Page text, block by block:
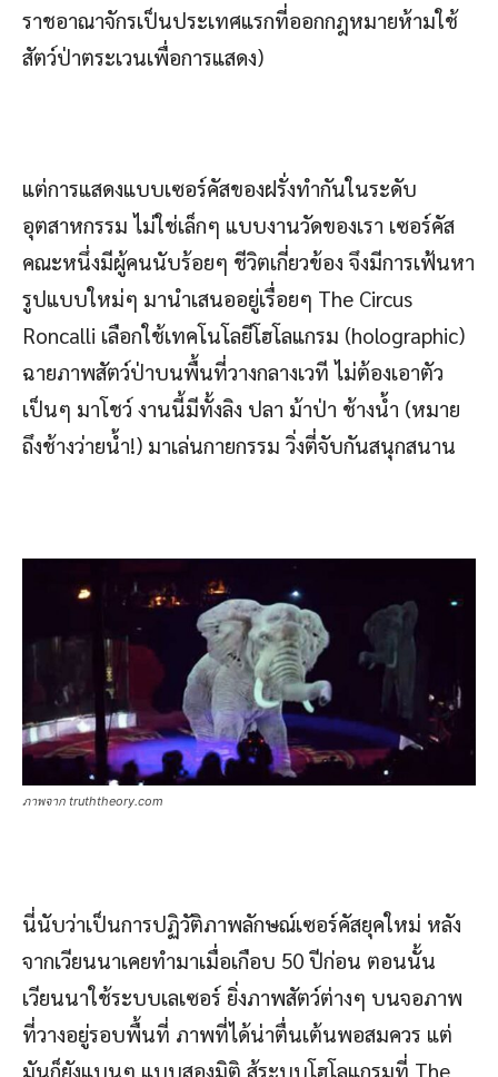
ราชอาณาจักรเป็นประเทศแรกที่ออกกฎหมายห้ามใช้
สัตว์ป่าตระเวนเพื่อการแสดง)
แต่การแสดงแบบเซอร์คัสของฝรั่งทำกันในระดับ
อุตสาหกรรม ไม่ใช่เล็กๆ แบบงานวัดของเรา เซอร์คัส
คณะหนึ่งมีผู้คนนับร้อยๆ ชีวิตเกี่ยวข้อง จึงมีการเฟ้นหา
รูปแบบใหม่ๆ มานำเสนออยู่เรื่อยๆ The Circus
Roncalli เลือกใช้เทคโนโลยีโฮโลแกรม (holographic)
ฉายภาพสัตว์ป่าบนพื้นที่วางกลางเวที ไม่ต้องเอาตัว
เป็นๆ มาโชว์ งานนี้มีทั้งลิง ปลา ม้าป่า ช้างน้ำ (หมาย
ถึงช้างว่ายน้ำ!) มาเล่นกายกรรม วิ่งตี่จับกันสนุกสนาน
ภาพจาก truththeory.com
นี่นับว่าเป็นการปฏิวัติภาพลักษณ์เซอร์คัสยุคใหม่ หลัง
จากเวียนนาเคยทำมาเมื่อเกือบ 50 ปีก่อน ตอนนั้น
เวียนนาใช้ระบบเลเซอร์ ยิ่งภาพสัตว์ต่างๆ บนจอภาพ
ที่วางอยู่รอบพื้นที่ ภาพที่ได้น่าตื่นเต้นพอสมควร แต่
มันก็ยังแบนๆ แบบสองมิติ สู้ระบบโฮโลแกรมที่ The